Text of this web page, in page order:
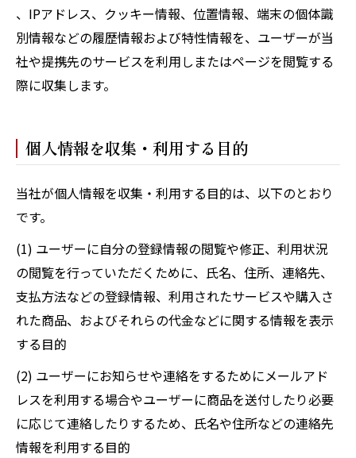
、IPアドレス、クッキー情報、位置情報、端末の個体識
別情報などの履歴情報および特性情報を、ユーザーが当
社や提携先のサービスを利用しまたはページを閲覧する
際に収集します。
個人情報を収集・利用する目的
当社が個人情報を収集・利用する目的は、以下のとおり
です。
(1) ユーザーに自分の登録情報の閲覧や修正、利用状況
の閲覧を行っていただくために、氏名、住所、連絡先、
支払方法などの登録情報、利用されたサービスや購入さ
れた商品、およびそれらの代金などに関する情報を表示
する目的
(2) ユーザーにお知らせや連絡をするためにメールアド
レスを利用する場合やユーザーに商品を送付したり必要
に応じて連絡したりするため、氏名や住所などの連絡先
情報を利用する目的